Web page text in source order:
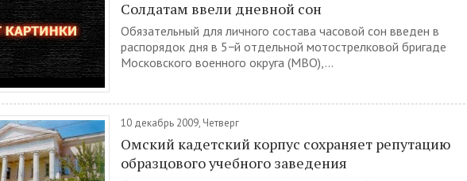
Солдатам ввели дневной сон
Обязательный для личного состава часовой сон введен в
распорядок дня в 5−й отдельной мотострелковой бригаде
Московского военного округа (МВО),...
10 декабрь 2009, Четверг
Омский кадетский корпус сохраняет репутацию
образцового учебного заведения